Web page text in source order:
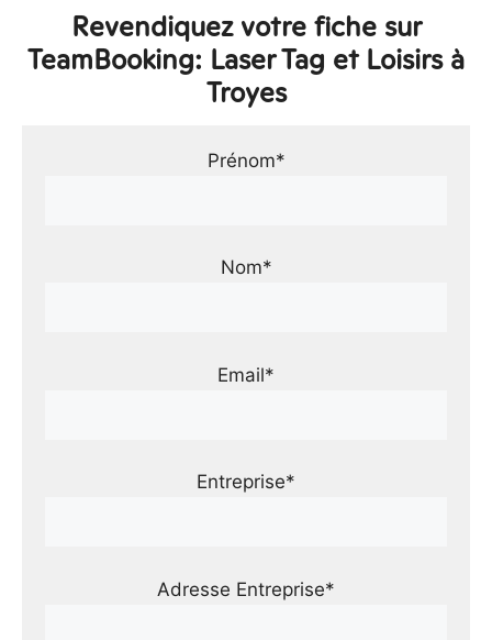
Revendiquez votre fiche sur
TeamBooking: Laser Tag et Loisirs à
Troyes
Prénom*
Nom*
Email*
Entreprise*
Adresse Entreprise*